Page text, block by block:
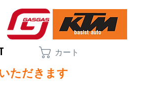
カート
ただきます